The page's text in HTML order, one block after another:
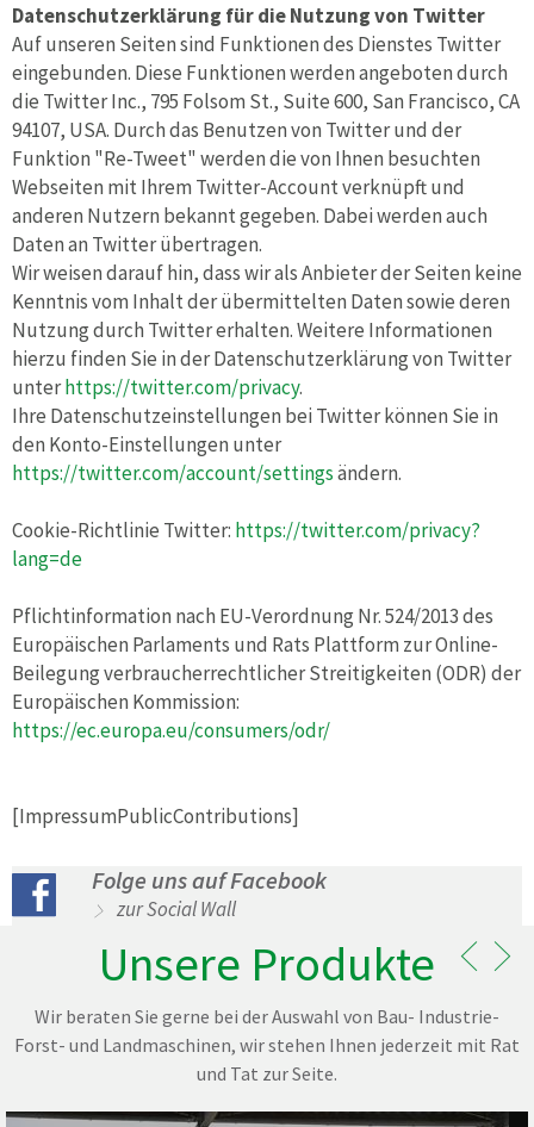
Datenschutzerklärung für die Nutzung von Twitter
Auf unseren Seiten sind Funktionen des Dienstes Twitter
eingebunden. Diese Funktionen werden angeboten durch
die Twitter Inc., 795 Folsom St., Suite 600, San Francisco, CA
94107, USA. Durch das Benutzen von Twitter und der
Funktion "Re-Tweet" werden die von Ihnen besuchten
Webseiten mit Ihrem Twitter-Account verknüpft und
anderen Nutzern bekannt gegeben. Dabei werden auch
Daten an Twitter übertragen.
Wir weisen darauf hin, dass wir als Anbieter der Seiten keine
Kenntnis vom Inhalt der übermittelten Daten sowie deren
Nutzung durch Twitter erhalten. Weitere Informationen
hierzu finden Sie in der Datenschutzerklärung von Twitter
unterhttps://twitter.com/privacy.
Ihre Datenschutzeinstellungen bei Twitter können Sie in
den Konto-Einstellungen unter
https://twitter.com/account/settingsändern.
Cookie-Richtlinie Twitter: https://twitter.com/privacy?
lang=de
Pflichtinformation nach EU-Verordnung Nr. 524/2013 des
Europäischen Parlaments und Rats Plattform zur Online-
Beilegung verbraucherrechtlicher Streitigkeiten (ODR) der
Europäischen Kommission:
https://ec.europa.eu/consumers/odr/
[ImpressumPublicContributions]
Folge uns auf Facebook
zur Social Wall
Unsere Produkte
Wir beraten Sie gerne bei der Auswahl von Bau- Industrie-
Forst- und Landmaschinen, wir stehen Ihnen jederzeit mit Rat
und Tat zur Seite.